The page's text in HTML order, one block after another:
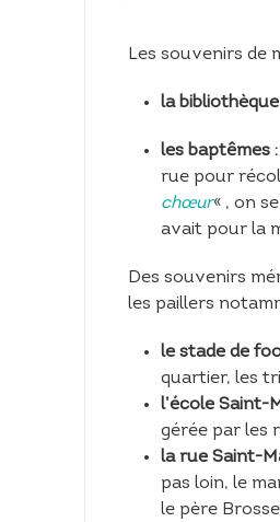
Les souvenirs de
la bibliothèque
les baptêmes :
rue pour
chœur« , on
avait pour la
Des souvenirs
les paillers
le stade de
quartier, les
l’école Saint-
gérée par les
la rue Saint-
pas loin, le
le père